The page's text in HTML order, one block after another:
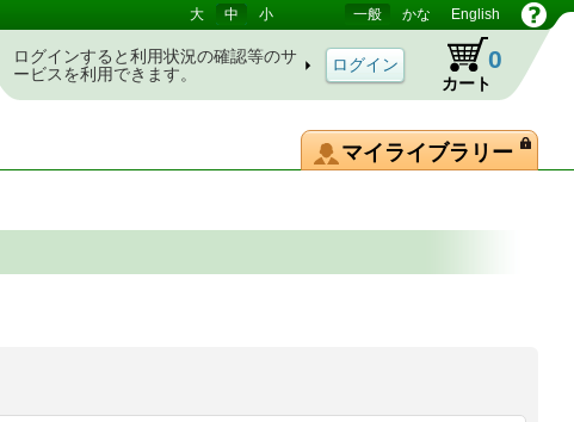
大 中 小 一般 かな English
ログインすると利用状況の確認等のサ
ービスを利用できます。
カート
0
マイライブラリー